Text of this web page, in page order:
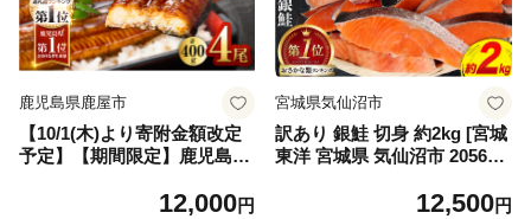
鹿児島県鹿屋市
【10/1(木)より寄附金額改定
予定】【期間限定】鹿児島県
12,000円
宮城県気仙沼市
訳あり 銀鮭 切身 約2kg [宮城
東洋 宮城県 気仙沼市 205649
格外 不揃い さけ サケ 鮭切身
12,500円